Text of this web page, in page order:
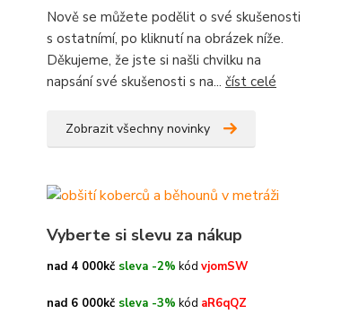
Nově se můžete podělit o své skušenosti
s ostatnímí, po kliknutí na obrázek níže.
Děkujeme, že jste si našli chvilku na
napsání své skušenosti s na... číst celé
Zobrazit všechny novinky
Vyberte si slevu za nákup
nad 4 000kč sleva -2% kód vjomSW
nad 6 000kč sleva -3% kód aR6qQZ